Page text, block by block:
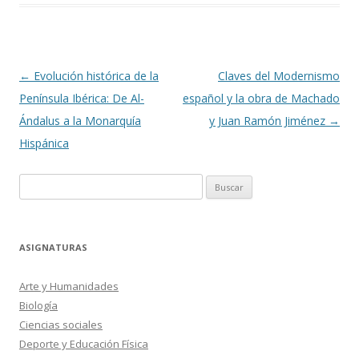
Navegación
de
entradas
← Evolución histórica de la
Península Ibérica: De Al-
Ándalus a la Monarquía
Hispánica
Claves del Modernismo
español y la obra de Machado
y Juan Ramón Jiménez →
ASIGNATURAS
Arte y Humanidades
Biología
Ciencias sociales
Deporte y Educación Física